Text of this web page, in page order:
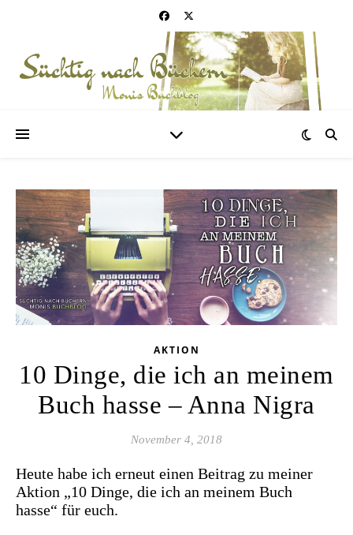
AKTION
10 Dinge, die ich an meinem
Buch hasse – Anna Nigra
November 4, 2018
Heute habe ich erneut einen Beitrag zu meiner
Aktion „10 Dinge, die ich an meinem Buch
hasse“ für euch.